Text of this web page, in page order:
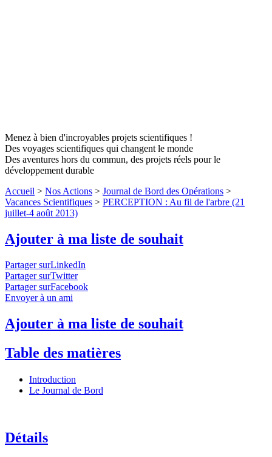
Menez à bien d'incroyables projets scientifiques !
Des voyages scientifiques qui changent le monde
Des aventures hors du commun, des projets réels pour le
développement durable
Accueil > Nos Actions > Journal de Bord des Opérations >
Vacances Scientifiques > PERCEPTION : Au fil de l'arbre (21
juillet-4 août 2013)
Ajouter à ma liste de souhait
Partager surLinkedIn
Partager surTwitter
Partager surFacebook
Envoyer à un ami
Ajouter à ma liste de souhait
Table des matières
Introduction
Le Journal de Bord
Détails